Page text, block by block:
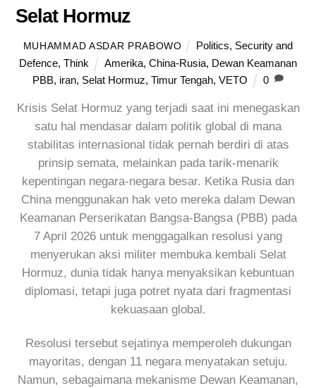
Selat Hormuz
MUHAMMAD ASDAR PRABOWO Politics, Security and
Defence,Think Amerika, China-Rusia, Dewan Keamanan
PBB, iran, Selat Hormuz,Timur Tengah,VETO 0
Krisis Selat Hormuz yang terjadi saat ini menegaskan
satu hal mendasar dalam politik global di mana
stabilitas internasional tidak pernah berdiri di atas
prinsip semata, melainkan pada tarik-menarik
kepentingan negara-negara besar. Ketika Rusia dan
China menggunakan hak veto mereka dalam Dewan
Keamanan Perserikatan Bangsa-Bangsa (PBB) pada
7 April 2026 untuk menggagalkan resolusi yang
menyerukan aksi militer membuka kembali Selat
Hormuz, dunia tidak hanya menyaksikan kebuntuan
diplomasi, tetapi juga potret nyata dari fragmentasi
kekuasaan global.
Resolusi tersebut sejatinya memperoleh dukungan
mayoritas, dengan 11 negara menyatakan setuju.
Namun, sebagaimana mekanisme Dewan Keamanan,